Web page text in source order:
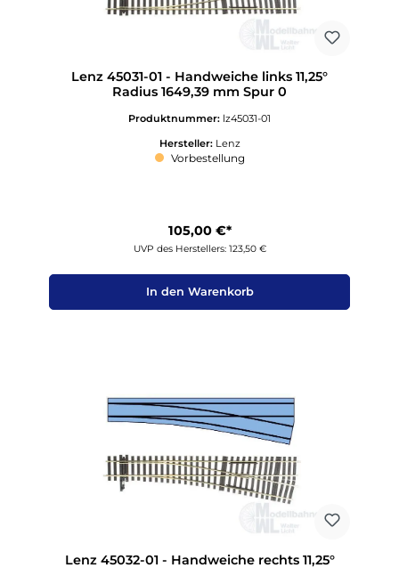
Lenz 45031-01 - Handweiche links 11,25°
Radius 1649,39 mm Spur 0
Produktnummer: lz45031-01
Hersteller: Lenz
Vorbestellung
105,00 €*
UVP des Herstellers: 123,50 €
In den Warenkorb
Lenz 45032-01 - Handweiche rechts 11,25°